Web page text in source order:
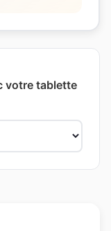
votre tablette